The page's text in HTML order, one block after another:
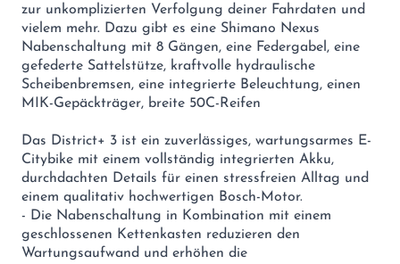
zur unkomplizierten Verfolgung deiner Fahrdaten und
vielem mehr. Dazu gibt es eine Shimano Nexus
Nabenschaltung mit 8 Gängen, eine Federgabel, eine
gefederte Sattelstütze, kraftvolle hydraulische
Scheibenbremsen, eine integrierte Beleuchtung, einen
MIK-Gepäckträger, breite 50C-Reifen
Das District+ 3 ist ein zuverlässiges, wartungsarmes E-
Citybike mit einem vollständig integrierten Akku,
durchdachten Details für einen stressfreien Alltag und
einem qualitativ hochwertigen Bosch-Motor.
- Die Nabenschaltung in Kombination mit einem
geschlossenen Kettenkasten reduzieren den
Wartungsaufwand und erhöhen die